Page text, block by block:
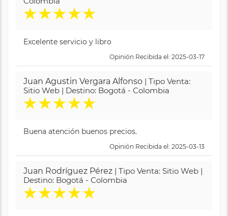
★★★★★
Excelente servicio y libro
Opinión Recibida el: 2025-03-17
Juan Agustin Vergara Alfonso | Tipo Venta:
Sitio Web | Destino: Bogotá - Colombia
★★★★★
Buena atención buenos precios.
Opinión Recibida el: 2025-03-13
Juan Rodríguez Pérez | Tipo Venta: Sitio Web |
Destino: Bogotá - Colombia
★★★★★